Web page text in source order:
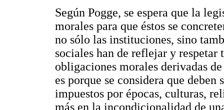
Según Pogge, se espera que la
morales para que éstos se
no sólo las instituciones, sino
sociales han de reflejar y
obligaciones morales derivadas
es porque se considera que
impuestos por épocas, culturas,
más en la incondicionalidad de